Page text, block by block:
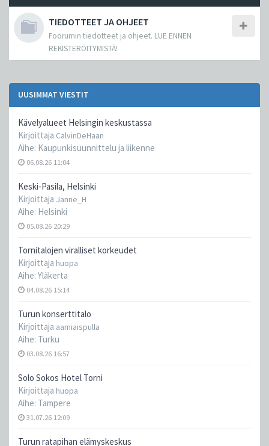
UUSIMMAT VIESTIT
Kävelyalueet Helsingin keskustassa
Kirjoittaja CalvinDeHaan
Aihe: Kaupunkisuunnittelu ja liikenne
06.08.26 11:04
Keski-Pasila, Helsinki
Kirjoittaja Janne_H
Aihe: Helsinki
05.08.26 20:29
Tornitalojen viralliset korkeudet
Kirjoittaja huopa
Aihe: Yläkerta
04.08.26 15:14
Turun konserttitalo
Kirjoittaja aamiaispulla
Aihe: Turku
03.08.26 16:57
Solo Sokos Hotel Torni
Kirjoittaja huopa
Aihe: Tampere
31.07.26 12:09
Turun ratapihan elämyskeskus
TIEDOTTEET JA OHJEET
Foorumin tiedotteet ja ohjeet. LUE ENNEN
REKISTERÖITYMISTÄ!